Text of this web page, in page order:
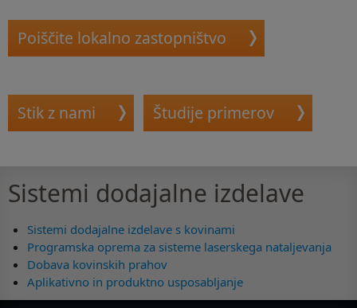
Poiščite lokalno zastopništvo
Stik z nami Študije primerov
Sistemi dodajalne izdelave
Sistemi dodajalne izdelave s kovinami
Programska oprema za sisteme laserskega nataljevanja
Dobava kovinskih prahov
Aplikativno in produktno usposabljanje